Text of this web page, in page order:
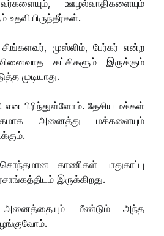
ஊழல்வாதிகளையும்
உதவியிருந்தீர்கள்.
சிங்களவர், முஸ்லிம், பேர்கர் என்ற
கட்சிகளும் இருக்கும்
முடியாது.
பிரிந்துள்ளோம். தேசிய மக்கள்
அனைத்து மக்களையும்
காணிகள் பாதுகாப்பு
இருக்கிறது.
மீண்டும் அந்த